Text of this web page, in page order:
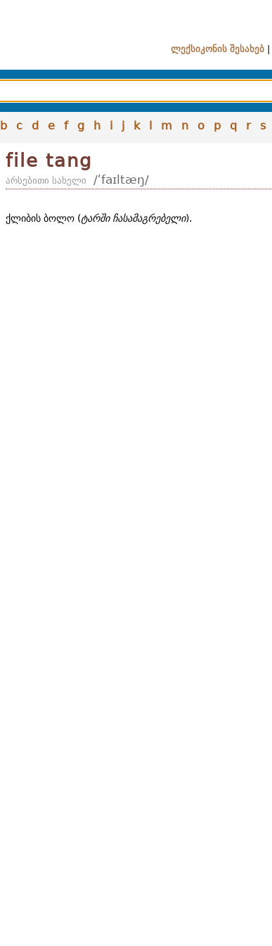
ლექსიკონის შესახებ
b c d e f g h i j k l m n o p q r s
file tang
არსებითი სახელი /ʹfaɪltæŋ/
ქლიბის ბოლო (ტარში ჩასამაგრებელი).